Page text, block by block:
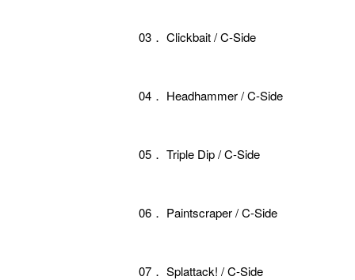
03． Clickbait / C-Side
04． Headhammer / C-Side
05． Triple Dip / C-Side
06． Paintscraper / C-Side
07． Splattack! / C-Side